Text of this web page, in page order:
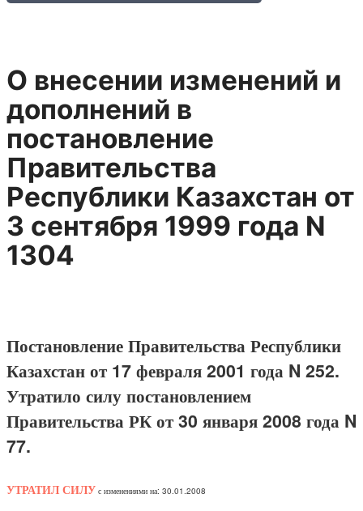
О внесении изменений и
дополнений в
постановление
Правительства
Республики Казахстан от
3 сентября 1999 года N
1304
Постановление Правительства Республики
Казахстан от 17 февраля 2001 года N 252.
Утратило силу постановлением
Правительства РК от 30 января 2008 года N
77.
УТРАТИЛ СИЛУ с изменениями на: 30.01.2008